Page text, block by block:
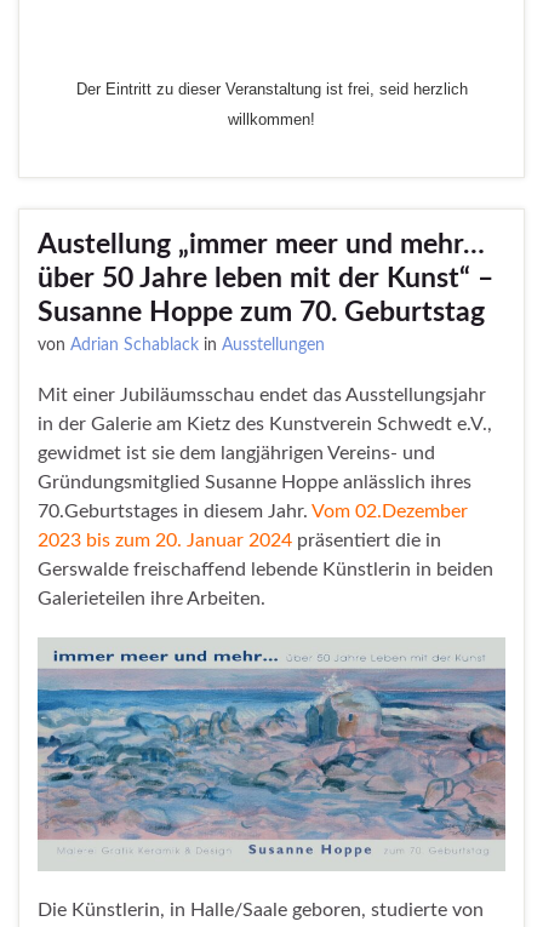
Der Eintritt zu dieser Veranstaltung ist frei, seid herzlich
willkommen!
Austellung „immer meer und mehr…
über 50 Jahre leben mit der Kunst“ –
Susanne Hoppe zum 70. Geburtstag
von Adrian Schablack in Ausstellungen
Mit einer Jubiläumsschau endet das Ausstellungsjahr
in der Galerie am Kietz des Kunstverein Schwedt e.V.,
gewidmet ist sie dem langjährigen Vereins- und
Gründungsmitglied Susanne Hoppe anlässlich ihres
70.Geburtstages in diesem Jahr. Vom 02.Dezember
2023 bis zum 20. Januar 2024 präsentiert die in
Gerswalde freischaffend lebende Künstlerin in beiden
Galerieteilen ihre Arbeiten.
Die Künstlerin, in Halle/Saale geboren, studierte von